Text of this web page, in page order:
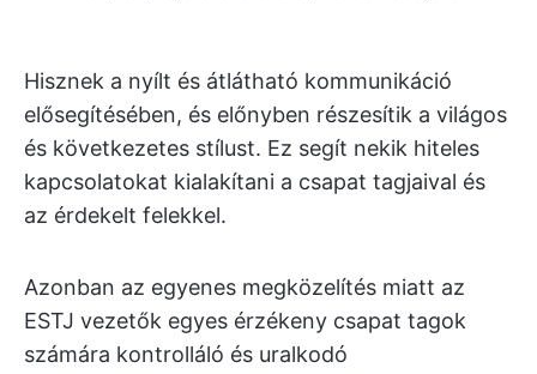
Hisznek a nyílt és átlátható kommunikáció
elősegítésében, és előnyben részesítik a világos
és következetes stílust. Ez segít nekik hiteles
kapcsolatokat kialakítani a csapat tagjaival és
az érdekelt felekkel.
Azonban az egyenes megközelítés miatt az
ESTJ vezetők egyes érzékeny csapat tagok
számára kontrolláló és uralkodó